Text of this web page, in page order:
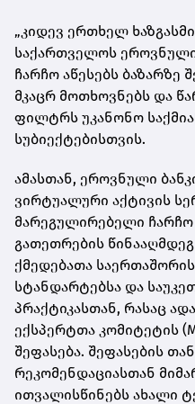
„კიდევ ერთხელ
საქართველოს
ჩარჩო აწესებს ბაზარზე
მკაცრ მოთხოვნებს და
ფილტრს უკანონო
სუბიექტებისთვის.
ამასთან, ეროვნული
ვირტუალური აქტივის
მარეგულირებელი ჩარჩო
გათეთრების
ქმედებათა
სტანდარტებსა და
პრაქტიკასთან, რასაც
ექსპერტთა კომიტეტის
შეფასება. შეფასების
რეკომენდაციასთან
ითვალისწინებს ახალი